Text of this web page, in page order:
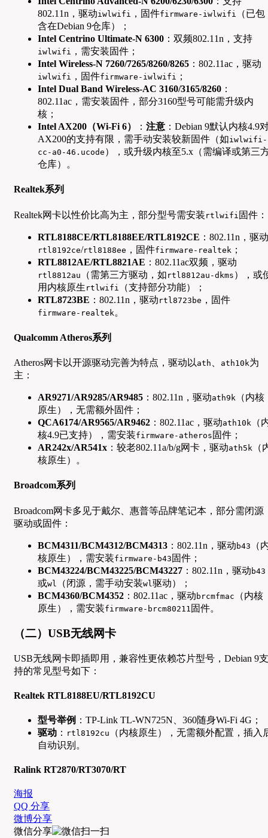
802.11n，驱动iwlwifi ，固件firmware-iwlwifi
（已包
含在Debian 9仓库）；
Intel Centrino Ultimate-N 6300 ：双频802.11n，支持
iwlwifi ，需安装固件；
Intel Wireless-N 7260/7265/8260/8265 ：802.11ac，驱动
iwlwifi ，固件firmware-iwlwifi ；
Intel Dual Band Wireless-AC 3160/3165/8260 ：
802.11ac，需安装固件，部分3160型号可能需升级内
核；
Intel AX200（Wi-Fi 6）
： 注意 ：Debian 9默认内核4.9
AX200的支持有限，需手动安装较新固件（如iwlwifi-
cc-a0-46.ucode ），或升级内核至5.x（需编译或第三
仓库）。
Realtek系列
Realtek网卡以性价比高为主，部分型号需安装 rtlwifi 固件：
RTL8188CE/RTL8188EE/RTL8192CE ：802.11n，驱动
rtl8192ce/rtl8188ee ，固件firmware-realtek ；
RTL8812AE/RTL8821AE ：802.11ac双频，驱动
rtl8812au （需第三方驱动，如 rtl8812au-dkms ），或
用内核原生 rtlwifi
（支持部分功能）；
RTL8723BE ：802.11n，驱动 rtl8723be ，固件
firmware-realtek 。
Qualcomm Atheros系列
Atheros网卡以开源驱动完善为特点，驱动以 ath ath10k为
主：
AR9271/AR9285/AR9485 ：802.11n，驱动ath9k （内核
原生），无需额外固件；
QCA6174/AR9565/AR9462 ：802.11ac，驱动ath10k （
核4.9已支持），需安装firmware-atheros 固件；
AR242x/AR541x ：较老802.11a/b/g网卡，驱动ath5k （
核原生）。
Broadcom系列
Broadcom网卡多见于戴尔、惠普等品牌笔记本，部分需闭源
驱动或固件：
BCM4311/BCM4312/BCM4313 ：802.11n，驱动 b43
（
核原生），需安装firmware-b43 固件；
BCM43224/BCM43225/BCM43227 ：802.11n，驱动 b43
或wl （闭源，需手动安装wl 驱动）；
BCM4360/BCM4352 ：802.11ac，驱动 brcmfmac
（内核
原生），需安装firmware-brcm80211 固件。
（二）USB无线网卡
USB无线网卡即插即用，兼容性更依赖芯片型号，Debian 9支
持的常见型号如下：
Realtek RTL8188EU/RTL8192CU
型号举例 ：TP-Link TL-WN725N、360随身Wi-Fi 4G；
驱动 ： rtl8192cu
（内核原生），无需额外配置，插入
自动识别。
Ralink RT2870/RT3070/RT
海报
QQ 分享
微博分享
微信分享